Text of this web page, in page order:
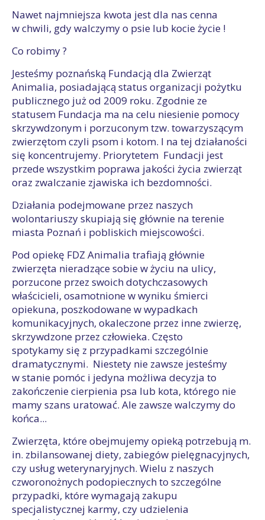
Nawet najmniejsza kwota jest dla nas cenna
w chwili, gdy walczymy o psie lub kocie życie !
Co robimy ?
Jesteśmy poznańską Fundacją dla Zwierząt
Animalia, posiadającą status organizacji pożytku
publicznego już od 2009 roku. Zgodnie ze
statusem Fundacja ma na celu niesienie pomocy
skrzywdzonym i porzuconym tzw. towarzyszącym
zwierzętom czyli psom i kotom. I na tej działaności
się koncentrujemy. Priorytetem Fundacji jest
przede wszystkim poprawa jakości życia zwierząt
oraz zwalczanie zjawiska ich bezdomności.
Działania podejmowane przez naszych
wolontariuszy skupiają się głównie na terenie
miasta Poznań i pobliskich miejscowości.
Pod opiekę FDZ Animalia trafiają głównie
zwierzęta nieradzące sobie w życiu na ulicy,
porzucone przez swoich dotychczasowych
właścicieli, osamotnione w wyniku śmierci
opiekuna, poszkodowane w wypadkach
komunikacyjnych, okaleczone przez inne zwierzę,
skrzywdzone przez człowieka. Często
spotykamy się z przypadkami szczególnie
dramatycznymi. Niestety nie zawsze jesteśmy
w stanie pomóc i jedyna możliwa decyzja to
zakończenie cierpienia psa lub kota, którego nie
mamy szans uratować. Ale zawsze walczymy do
końca...
Zwierzęta, które obejmujemy opieką potrzebują m.
in. zbilansowanej diety, zabiegów pielęgnacyjnych,
czy usług weterynaryjnych. Wielu z naszych
czworonożnych podopiecznych to szczególne
przypadki, które wymagają zakupu
specjalistycznej karmy, czy udzielenia